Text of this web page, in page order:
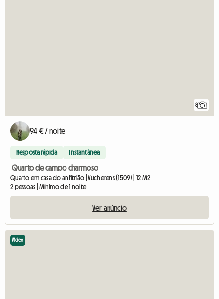
8
94 € / noite
Resposta rápida Instantânea
Quarto de campo charmoso
Quarto em casa do anfitrião | Vucherens (1509) | 12 M2
2 pessoas | Mínimo de 1 noite
Ver anúncio
Vídeo